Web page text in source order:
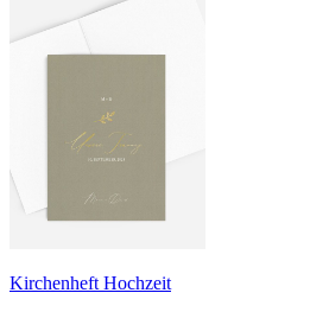
Kirchenheft Hochzeit